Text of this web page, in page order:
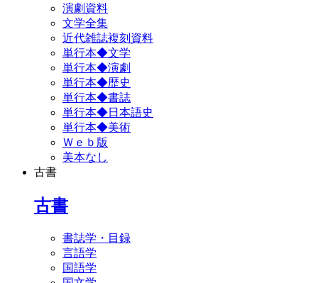
演劇資料
文学全集
近代雑誌複刻資料
単行本◆文学
単行本◆演劇
単行本◆歴史
単行本◆書誌
単行本◆日本語史
単行本◆美術
Ｗｅｂ版
美本なし
古書
古書
書誌学・目録
言語学
国語学